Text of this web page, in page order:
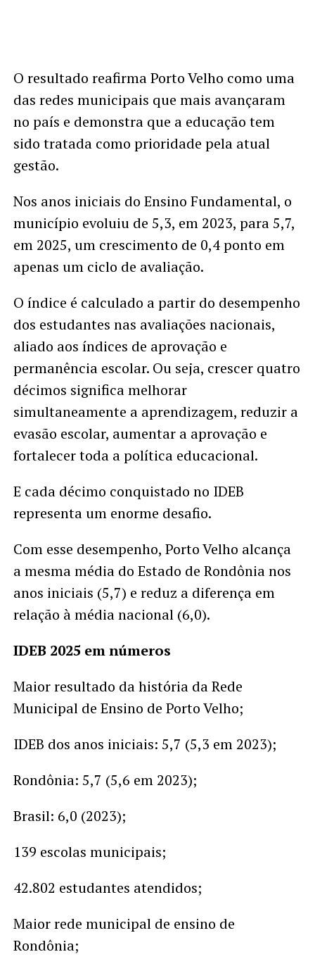
O resultado reafirma Porto Velho como uma
das redes municipais que mais avançaram
no país e demonstra que a educação tem
sido tratada como prioridade pela atual
gestão.
Nos anos iniciais do Ensino Fundamental, o
município evoluiu de 5,3, em 2023, para 5,7,
em 2025, um crescimento de 0,4 ponto em
apenas um ciclo de avaliação.
O índice é calculado a partir do desempenho
dos estudantes nas avaliações nacionais,
aliado aos índices de aprovação e
permanência escolar. Ou seja, crescer quatro
décimos significa melhorar
simultaneamente a aprendizagem, reduzir a
evasão escolar, aumentar a aprovação e
fortalecer toda a política educacional.
E cada décimo conquistado no IDEB
representa um enorme desafio.
Com esse desempenho, Porto Velho alcança
a mesma média do Estado de Rondônia nos
anos iniciais (5,7) e reduz a diferença em
relação à média nacional (6,0).
IDEB 2025 em números
Maior resultado da história da Rede
Municipal de Ensino de Porto Velho;
IDEB dos anos iniciais: 5,7 (5,3 em 2023);
Rondônia: 5,7 (5,6 em 2023);
Brasil: 6,0 (2023);
139 escolas municipais;
42.802 estudantes atendidos;
Maior rede municipal de ensino de
Rondônia;